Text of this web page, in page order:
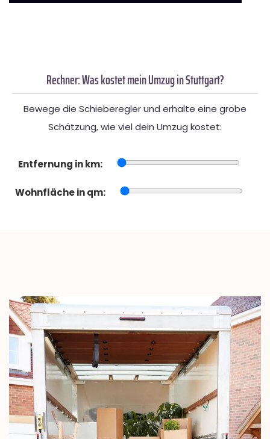
Rechner: Was kostet mein Umzug in Stuttgart?
Bewege die Schieberegler und erhalte eine grobe
Schätzung, wie viel dein Umzug kostet:
Entfernung in km:
Wohnfläche in qm: